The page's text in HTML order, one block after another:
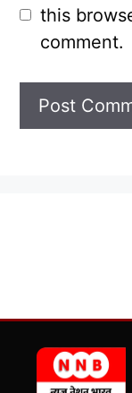
this
comment.